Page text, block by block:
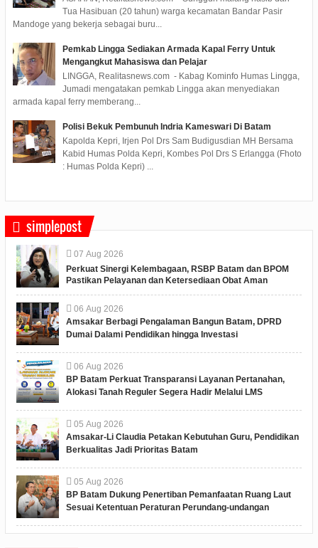
Tua Hasibuan (20 tahun) warga kecamatan Bandar Pasir
Mandoge yang bekerja sebagai buru...
Pemkab Lingga Sediakan Armada Kapal Ferry Untuk
Mengangkut Mahasiswa dan Pelajar
LINGGA, Realitasnews.com - Kabag Kominfo Humas Lingga,
Jumadi mengatakan pemkab Lingga akan menyediakan
armada kapal ferry memberang...
Polisi Bekuk Pembunuh Indria Kameswari Di Batam
Kapolda Kepri, Irjen Pol Drs Sam Budigusdian MH Bersama
Kabid Humas Polda Kepri, Kombes Pol Drs S Erlangga (Fhoto
: Humas Polda Kepri) ...
simplepost
07 Aug 2026
Perkuat Sinergi Kelembagaan, RSBP Batam dan BPOM
Pastikan Pelayanan dan Ketersediaan Obat Aman
06 Aug 2026
Amsakar Berbagi Pengalaman Bangun Batam, DPRD
Dumai Dalami Pendidikan hingga Investasi
06 Aug 2026
BP Batam Perkuat Transparansi Layanan Pertanahan,
Alokasi Tanah Reguler Segera Hadir Melalui LMS
05 Aug 2026
Amsakar-Li Claudia Petakan Kebutuhan Guru, Pendidikan
Berkualitas Jadi Prioritas Batam
05 Aug 2026
BP Batam Dukung Penertiban Pemanfaatan Ruang Laut
Sesuai Ketentuan Peraturan Perundang-undangan